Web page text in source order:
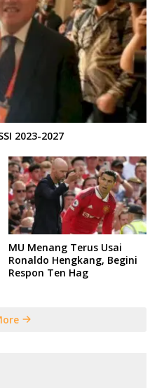
2023-2027
MU Menang Terus Usai
Ronaldo Hengkang, Begini
Respon Ten Hag